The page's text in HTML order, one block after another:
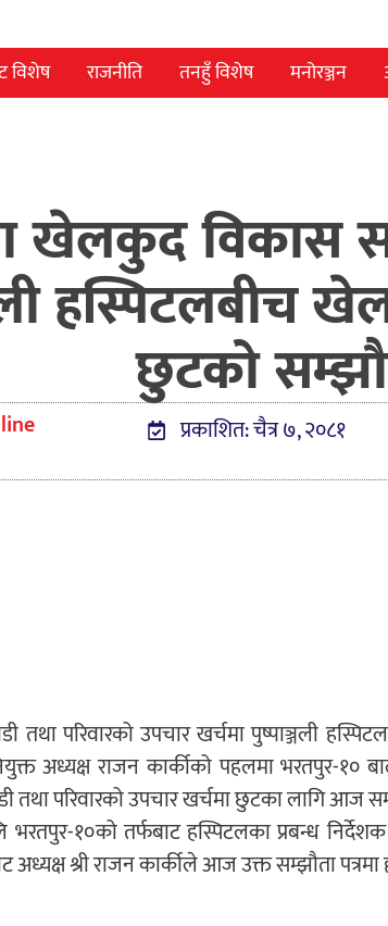
विशेष राजनीति तनहुँ विशेष मनोरञ्जन
खेलकुद विकास
हस्पिटलबीच
छुटको
प्रकाशित: चैत्र ७, २०८१
तथा परिवारको उपचार खर्चमा पुष्पाञ्जली
अध्यक्ष राजन कार्कीको पहलमा भरतपुर-१०
तथा परिवारको उपचार खर्चमा छुटका लागि आज
भरतपुर-१०को तर्फबाट हस्पिटलका प्रबन्ध
अध्यक्ष श्री राजन कार्कीले आज उक्त सम्झौता पत्रमा